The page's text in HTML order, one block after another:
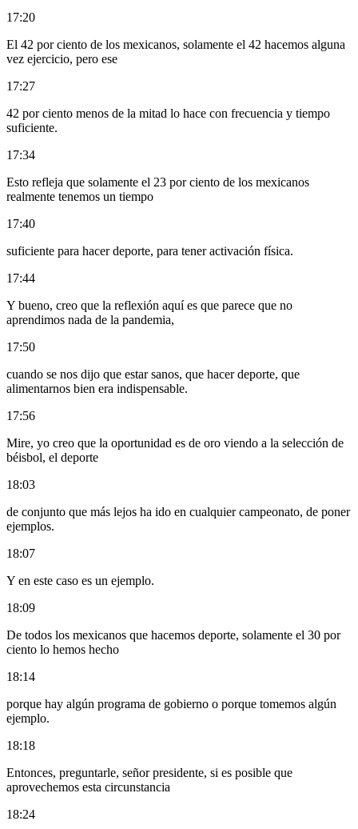
17:20
El 42 por ciento de los mexicanos, solamente el 42 hacemos alguna
vez ejercicio, pero ese
17:27
42 por ciento menos de la mitad lo hace con frecuencia y tiempo
suficiente.
17:34
Esto refleja que solamente el 23 por ciento de los mexicanos
realmente tenemos un tiempo
17:40
suficiente para hacer deporte, para tener activación física.
17:44
Y bueno, creo que la reflexión aquí es que parece que no
aprendimos nada de la pandemia,
17:50
cuando se nos dijo que estar sanos, que hacer deporte, que
alimentarnos bien era indispensable.
17:56
Mire, yo creo que la oportunidad es de oro viendo a la selección de
béisbol, el deporte
18:03
de conjunto que más lejos ha ido en cualquier campeonato, de poner
ejemplos.
18:07
Y en este caso es un ejemplo.
18:09
De todos los mexicanos que hacemos deporte, solamente el 30 por
ciento lo hemos hecho
18:14
porque hay algún programa de gobierno o porque tomemos algún
ejemplo.
18:18
Entonces, preguntarle, señor presidente, si es posible que
aprovechemos esta circunstancia
18:24